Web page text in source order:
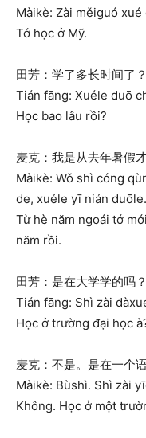
Màikè: Zài měiguó xué
Tớ học ở Mỹ.
田芳：学了多长时间了？
Tián fāng: Xuéle duō
Học bao lâu rồi?
麦克：我是从去年暑假
Màikè: Wǒ shì cóng
de, xuéle yī nián duōle.
Từ hè năm ngoái tớ
năm rồi.
田芳：是在大学学的吗？
Tián fāng: Shì zài
Học ở trường đại học
麦克：不是。是在一个
Màikè: Bùshì. Shì zài
Không. Học ở một